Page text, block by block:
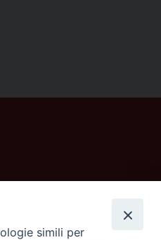
simili per